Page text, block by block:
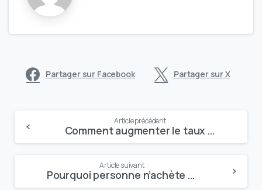
Partager sur Facebook Partager sur X
Reading
Article précédent
Comment augmenter le taux de participation et de complétude sur votre LMS ?
Article suivant
Pourquoi personne n’achète sur mon site e-commerce ?